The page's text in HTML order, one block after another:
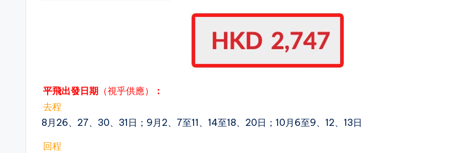
平飛出發日期 （視乎供應）
：
去程
8月26、27、30、31日；9月2、7至11、14至18、20日；10月6至9、12、13日
回程